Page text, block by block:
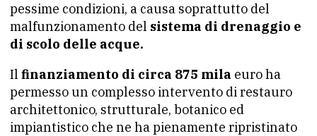
pessime condizioni, a causa soprattutto del
malfunzionamento del sistema di drenaggio e
di scolo delle acque.
Il finanziamento di circa 875 mila euro ha
permesso un complesso intervento di restauro
architettonico, strutturale, botanico ed
impiantistico che ne ha pienamente ripristinato